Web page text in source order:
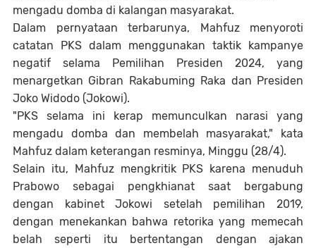
mengadu domba di kalangan masyarakat.
Dalam pernyataan terbarunya, Mahfuz menyoroti
catatan PKS dalam menggunakan taktik kampanye
negatif selama Pemilihan Presiden 2024, yang
menargetkan Gibran Rakabuming Raka dan Presiden
Joko Widodo (Jokowi).
"PKS selama ini kerap memunculkan narasi yang
mengadu domba dan membelah masyarakat," kata
Mahfuz dalam keterangan resminya, Minggu (28/4).
Selain itu, Mahfuz mengkritik PKS karena menuduh
Prabowo sebagai pengkhianat saat bergabung
dengan kabinet Jokowi setelah pemilihan 2019,
dengan menekankan bahwa retorika yang memecah
belah seperti itu bertentangan dengan ajakan